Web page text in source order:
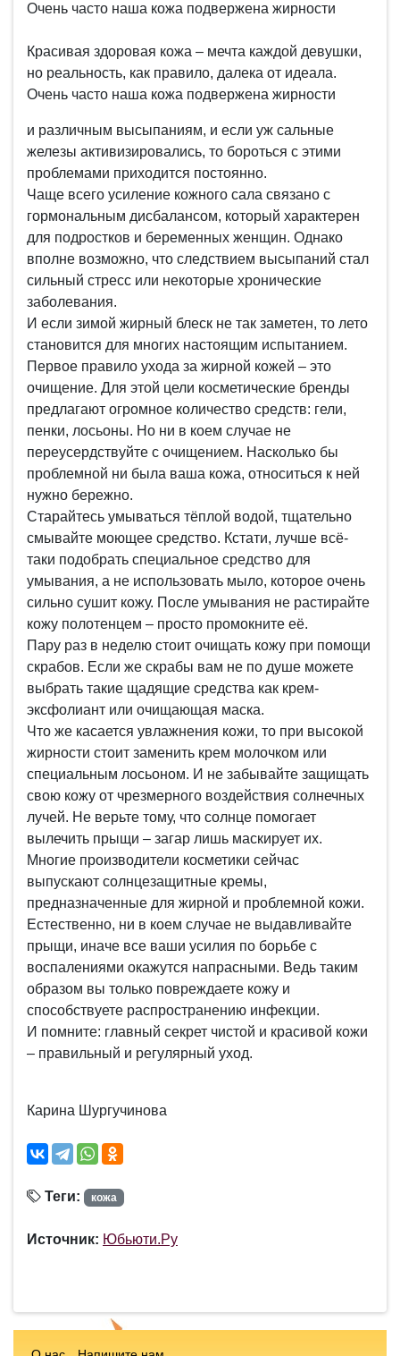
Очень часто наша кожа подвержена жирности
Красивая здоровая кожа – мечта каждой девушки,
но реальность, как правило, далека от идеала.
Очень часто наша кожа подвержена жирности
и различным высыпаниям, и если уж сальные
железы активизировались, то бороться с этими
проблемами приходится постоянно.
Чаще всего усиление кожного сала связано с
гормональным дисбалансом, который характерен
для подростков и беременных женщин. Однако
вполне возможно, что следствием высыпаний стал
сильный стресс или некоторые хронические
заболевания.
И если зимой жирный блеск не так заметен, то лето
становится для многих настоящим испытанием.
Первое правило ухода за жирной кожей – это
очищение. Для этой цели косметические бренды
предлагают огромное количество средств: гели,
пенки, лосьоны. Но ни в коем случае не
переусердствуйте с очищением. Насколько бы
проблемной ни была ваша кожа, относиться к ней
нужно бережно.
Старайтесь умываться тёплой водой, тщательно
смывайте моющее средство. Кстати, лучше всё-
таки подобрать специальное средство для
умывания, а не использовать мыло, которое очень
сильно сушит кожу. После умывания не растирайте
кожу полотенцем – просто промокните её.
Пару раз в неделю стоит очищать кожу при помощи
скрабов. Если же скрабы вам не по душе можете
выбрать такие щадящие средства как крем-
эксфолиант или очищающая маска.
Что же касается увлажнения кожи, то при высокой
жирности стоит заменить крем молочком или
специальным лосьоном. И не забывайте защищать
свою кожу от чрезмерного воздействия солнечных
лучей. Не верьте тому, что солнце помогает
вылечить прыщи – загар лишь маскирует их.
Многие производители косметики сейчас
выпускают солнцезащитные кремы,
предназначенные для жирной и проблемной кожи.
Естественно, ни в коем случае не выдавливайте
прыщи, иначе все ваши усилия по борьбе с
воспалениями окажутся напрасными. Ведь таким
образом вы только повреждаете кожу и
способствуете распространению инфекции.
И помните: главный секрет чистой и красивой кожи
– правильный и регулярный уход.
Карина Шургучинова
Теги: кожа
Источник: Юбьюти.Ру